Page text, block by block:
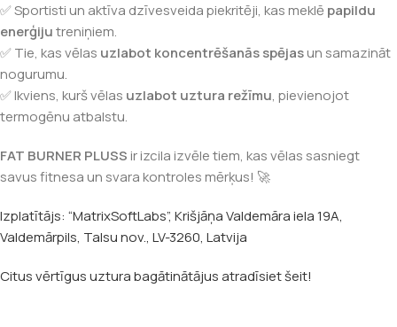
✅ Sportisti un aktīva dzīvesveida piekritēji, kas meklē papildu
enerģijutreniņiem.
✅ Tie, kas vēlas uzlabot koncentrēšanās spējasun samazināt
nogurumu.
✅ Ikviens, kurš vēlas uzlabot uztura režīmu, pievienojot
termogēnu atbalstu.
FAT BURNER PLUSSir izcila izvēle tiem, kas vēlas sasniegt
savus fitnesa un svara kontroles mērķus! 🚀
Izplatītājs: “MatrixSoftLabs”, Krišjāņa Valdemāra iela 19A,
Valdemārpils, Talsu nov., LV-3260, Latvija
Citus vērtīgus uztura bagātinātājus atradīsiet šeit!